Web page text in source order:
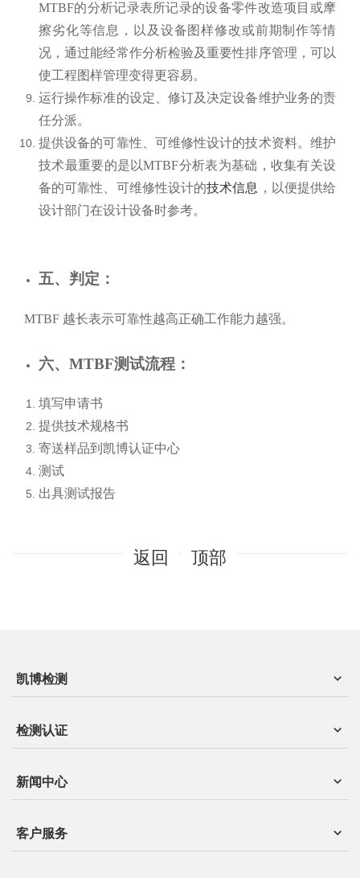
MTBF的分析记录表所记录的设备零件改造项目或摩
擦劣化等信息，以及设备图样修改或前期制作等情
况，通过能经常作分析检验及重要性排序管理，可以
使工程图样管理变得更容易。
运行操作标准的设定、修订及决定设备维护业务的责
任分派。
提供设备的可靠性、可维修性设计的技术资料。维护
技术最重要的是以MTBF分析表为基础，收集有关设
备的可靠性、可维修性设计的技术信息 ，以便提供给
设计部门在设计设备时参考。
五、判定：
MTBF 越长表示可靠性越高正确工作能力越强。
六、MTBF测试流程：
填写申请书
提供技术规格书
寄送样品到凯博认证中心
测试
出具测试报告
返回 顶部
凯博检测
检测认证
新闻中心
客户服务